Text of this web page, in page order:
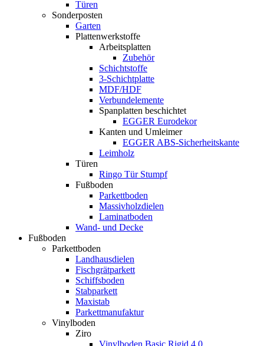
Türen
Sonderposten
Garten
Plattenwerkstoffe
Arbeitsplatten
Zubehör
Schichtstoffe
3-Schichtplatte
MDF/HDF
Verbundelemente
Spanplatten beschichtet
EGGER Eurodekor
Kanten und Umleimer
EGGER ABS-Sicherheitskante
Leimholz
Türen
Ringo Tür Stumpf
Fußboden
Parkettboden
Massivholzdielen
Laminatboden
Wand- und Decke
Fußboden
Parkettboden
Landhausdielen
Fischgrätparkett
Schiffsboden
Stabparkett
Maxistab
Parkettmanufaktur
Vinylboden
Ziro
Vinylboden Basic Rigid 4.0